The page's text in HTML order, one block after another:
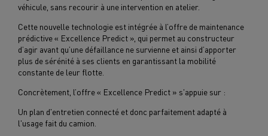
véhicule, sans recourir à une intervention en atelier.
Cette nouvelle technologie est intégrée à l’offre de maintenance
prédictive « Excellence Predict », qui permet au constructeur
d’agir avant qu’une défaillance ne survienne et ainsi d’apporter
plus de sérénité à ses clients en garantissant la mobilité
constante de leur flotte.
Concrètement, l’offre « Excellence Predict » s'appuie sur :
Un plan d'entretien connecté et donc parfaitement adapté à
l'usage fait du camion.